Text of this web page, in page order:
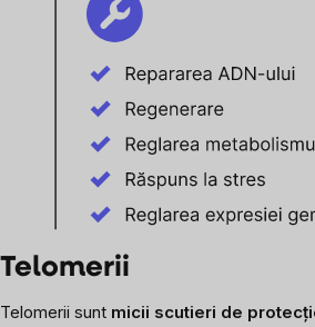
Telomerii
Telomerii sunt micii scutieri de